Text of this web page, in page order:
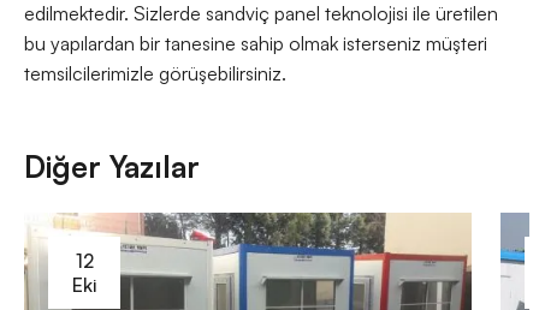
edilmektedir. Sizlerde sandviç panel teknolojisi ile üretilen
bu yapılardan bir tanesine sahip olmak isterseniz müşteri
temsilcilerimizle görüşebilirsiniz.
Diğer Yazılar
12
Eki